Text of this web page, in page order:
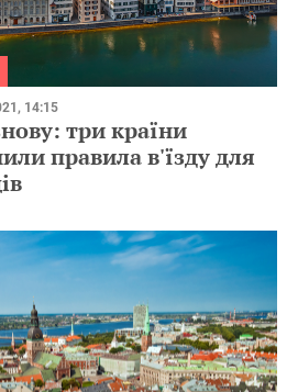
14:15
три країни
правила в'їзду для